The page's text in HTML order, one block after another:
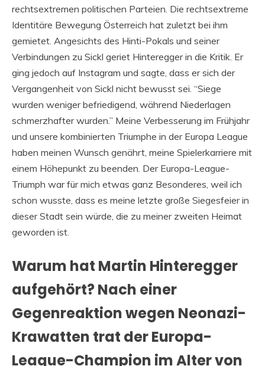
rechtsextremen politischen Parteien. Die rechtsextreme
Identitäre Bewegung Österreich hat zuletzt bei ihm
gemietet. Angesichts des Hinti-Pokals und seiner
Verbindungen zu Sickl geriet Hinteregger in die Kritik. Er
ging jedoch auf Instagram und sagte, dass er sich der
Vergangenheit von Sickl nicht bewusst sei. “Siege
wurden weniger befriedigend, während Niederlagen
schmerzhafter wurden.” Meine Verbesserung im Frühjahr
und unsere kombinierten Triumphe in der Europa League
haben meinen Wunsch genährt, meine Spielerkarriere mit
einem Höhepunkt zu beenden. Der Europa-League-
Triumph war für mich etwas ganz Besonderes, weil ich
schon wusste, dass es meine letzte große Siegesfeier in
dieser Stadt sein würde, die zu meiner zweiten Heimat
geworden ist.
Warum hat Martin Hinteregger
aufgehört? Nach einer
Gegenreaktion wegen Neonazi-
Krawatten trat der Europa-
League-Champion im Alter von